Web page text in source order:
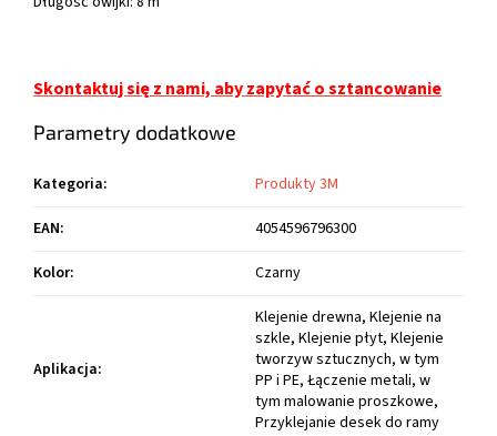
Skontaktuj się z nami, aby zapytać o sztancowanie
Parametry dodatkowe
Kategoria:
Produkty 3M
EAN:
4054596796300
Kolor: Czarny
Aplikacja:
Klejenie drewna, Klejenie na
szkle, Klejenie płyt, Klejenie
tworzyw sztucznych, w tym
PP i PE, Łączenie metali, w
tym malowanie proszkowe,
Przyklejanie desek do ramy